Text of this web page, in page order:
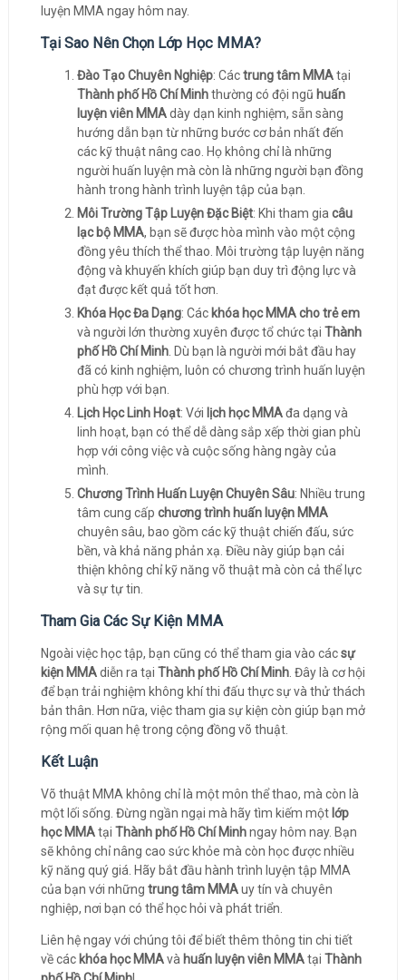
luyện MMA ngay hôm nay.
Tại Sao Nên Chọn Lớp Học MMA?
Đào Tạo Chuyên Nghiệp: Cáctrung tâm MMAtại
Thành phố Hồ Chí Minhthường có đội ngũ huấn
luyện viên MMAdày dạn kinh nghiệm, sẵn sàng
hướng dẫn bạn từ những bước cơ bản nhất đến
các kỹ thuật nâng cao. Họ không chỉ là những
người huấn luyện mà còn là những người bạn đồng
hành trong hành trình luyện tập của bạn.
Môi Trường Tập Luyện Đặc Biệt: Khi tham gia câu
lạc bộ MMA, bạn sẽ được hòa mình vào một cộng
đồng yêu thích thể thao. Môi trường tập luyện năng
động và khuyến khích giúp bạn duy trì động lực và
đạt được kết quả tốt hơn.
Khóa Học Đa Dạng: Các khóa học MMA cho trẻ em
và người lớn thường xuyên được tổ chức tại Thành
phố Hồ Chí Minh. Dù bạn là người mới bắt đầu hay
đã có kinh nghiệm, luôn có chương trình huấn luyện
phù hợp với bạn.
Lịch Học Linh Hoạt: Với lịch học MMAđa dạng và
linh hoạt, bạn có thể dễ dàng sắp xếp thời gian phù
hợp với công việc và cuộc sống hàng ngày của
mình.
Chương Trình Huấn Luyện Chuyên Sâu: Nhiều trung
tâm cung cấp chương trình huấn luyện MMA
chuyên sâu, bao gồm các kỹ thuật chiến đấu, sức
bền, và khả năng phản xạ. Điều này giúp bạn cải
thiện không chỉ kỹ năng võ thuật mà còn cả thể lực
và sự tự tin.
Tham Gia Các Sự Kiện MMA
Ngoài việc học tập, bạn cũng có thể tham gia vào cácsự
kiện MMAdiễn ra tại Thành phố Hồ Chí Minh. Đây là cơ hội
để bạn trải nghiệm không khí thi đấu thực sự và thử thách
bản thân. Hơn nữa, việc tham gia sự kiện còn giúp bạn mở
rộng mối quan hệ trong cộng đồng võ thuật.
Kết Luận
Võ thuật MMA không chỉ là một môn thể thao, mà còn là
một lối sống. Đừng ngần ngại mà hãy tìm kiếm một lớp
học MMAtại Thành phố Hồ Chí Minhngay hôm nay. Bạn
sẽ không chỉ nâng cao sức khỏe mà còn học được nhiều
kỹ năng quý giá. Hãy bắt đầu hành trình luyện tập MMA
của bạn với những trung tâm MMAuy tín và chuyên
nghiệp, nơi bạn có thể học hỏi và phát triển.
Liên hệ ngay với chúng tôi để biết thêm thông tin chi tiết
về các khóa học MMAvà huấn luyện viên MMAtại Thành